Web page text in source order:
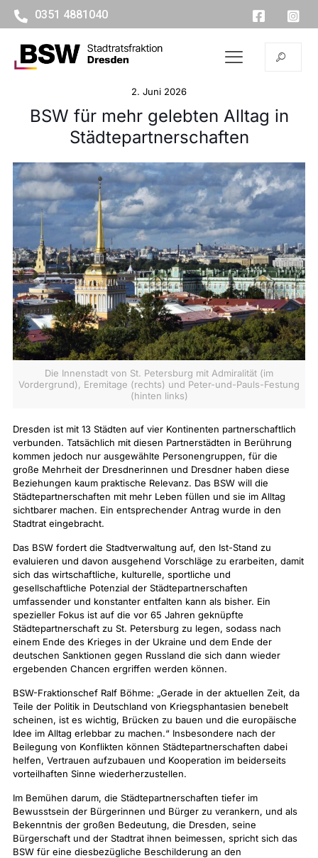
0351 4881040
2. Juni 2026
BSW für mehr gelebten Alltag in
Städtepartnerschaften
Die Innenstadt von St. Petersburg mit Admiralität (im
Vordergrund), Eremitage (rechts) und Peter-und-Pauls-Festung
(hinten links)
Dresden ist mit 13 Städten auf vier Kontinenten partnerschaftlich
verbunden. Tatsächlich mit diesen Partnerstädten in Berührung
kommen jedoch nur ausgewählte Personengruppen, für die
große Mehrheit der Dresdnerinnen und Dresdner haben diese
Beziehungen kaum praktische Relevanz. Das BSW will die
Städtepartnerschaften mit mehr Leben füllen und sie im Alltag
sichtbarer machen. Ein entsprechender Antrag wurde in den
Stadtrat eingebracht.
Das BSW fordert die Stadtverwaltung auf, den Ist-Stand zu
evaluieren und davon ausgehend Vorschläge zu erarbeiten, damit
sich das wirtschaftliche, kulturelle, sportliche und
gesellschaftliche Potenzial der Städtepartnerschaften
umfassender und konstanter entfalten kann als bisher. Ein
spezieller Fokus ist auf die vor 65 Jahren geknüpfte
Städtepartnerschaft zu St. Petersburg zu legen, sodass nach
einem Ende des Krieges in der Ukraine und dem Ende der
deutschen Sanktionen gegen Russland die sich dann wieder
ergebenden Chancen ergriffen werden können.
BSW-Fraktionschef Ralf Böhme: „Gerade in der aktuellen Zeit, da
Teile der Politik in Deutschland von Kriegsphantasien benebelt
scheinen, ist es wichtig, Brücken zu bauen und die europäische
Idee im Alltag erlebbar zu machen.“ Insbesondere nach der
Beilegung von Konflikten können Städtepartnerschaften dabei
helfen, Vertrauen aufzubauen und Kooperation im beiderseits
vorteilhaften Sinne wiederherzustellen.
Im Bemühen darum, die Städtepartnerschaften tiefer im
Bewusstsein der Bürgerinnen und Bürger zu verankern, und als
Bekenntnis der großen Bedeutung, die Dresden, seine
Bürgerschaft und der Stadtrat ihnen beimessen, spricht sich das
BSW für eine diesbezügliche Beschilderung an den